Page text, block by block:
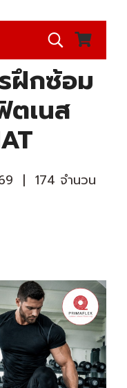
ฝึกซ้อม
เนส
| 174 จำนวน